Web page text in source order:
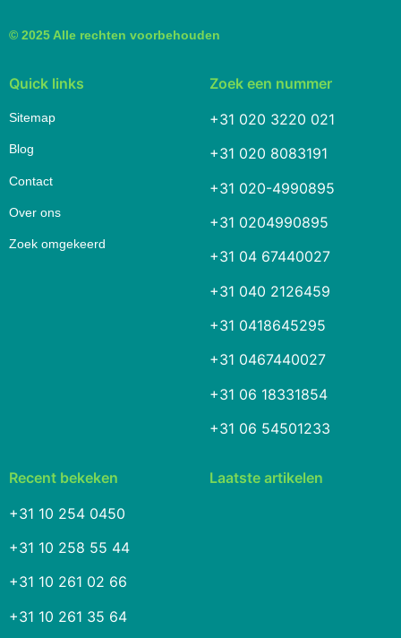
© 2025 Alle rechten voorbehouden
Quick links
Sitemap
Blog
Contact
Over ons
Zoek omgekeerd
Zoek een nummer
+31 020 3220 021
+31 020 8083191
+31 020-4990895
+31 0204990895
+31 04 67440027
+31 040 2126459
+31 0418645295
+31 0467440027
+31 06 18331854
+31 06 54501233
Recent bekeken
+31 10 254 0450
+31 10 258 55 44
+31 10 261 02 66
+31 10 261 35 64
Laatste artikelen